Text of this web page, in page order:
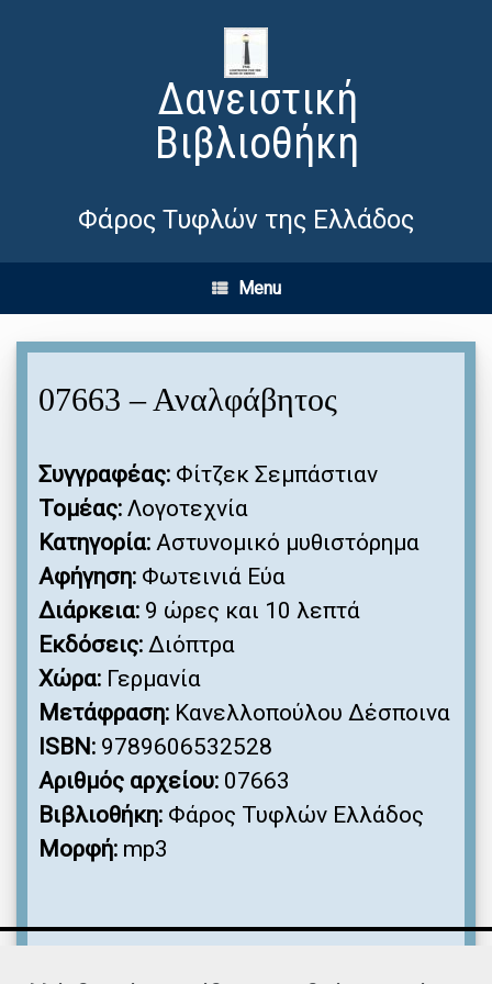
Δανειστική
Βιβλιοθήκη
Φάρος Τυφλών της Ελλάδος
Menu
07663 – Αναλφάβητος
Συγγραφέας: Φίτζεκ Σεμπάστιαν
Τομέας: Λογοτεχνία
Κατηγορία: Αστυνομικό μυθιστόρημα
Αφήγηση: Φωτεινιά Εύα
Διάρκεια: 9 ώρες και 10 λεπτά
Εκδόσεις: Διόπτρα
Χώρα: Γερμανία
Μετάφραση: Κανελλοπούλου Δέσποινα
ISBN: 9789606532528
Αριθμός αρχείου: 07663
Βιβλιοθήκη: Φάρος Τυφλών Ελλάδος
Μορφή: mp3